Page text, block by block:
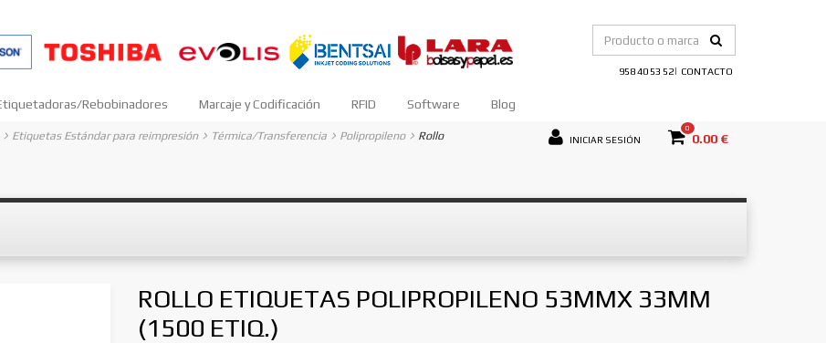
958 40 53 52| CONTACTO
Rebobinadores Marcaje y Codificación RFID Software Blog
Etiquetas Estándar para reimpresión Térmica/Transferencia Polipropileno Rollo INICIAR SESIÓN
0
0.00 €
ROLLO ETIQUETAS POLIPROPILENO 53MMX 33MM
(1500 ETIQ.)